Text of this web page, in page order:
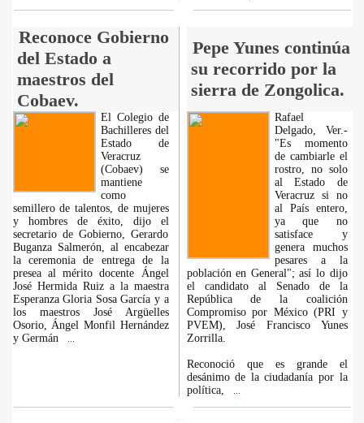
Reconoce Gobierno
del Estado a
maestros del
Cobaev.
Pepe Yunes continúa
su recorrido por la
sierra de Zongolica.
El Colegio de
Bachilleres del
Estado de
Veracruz
(Cobaev) se
mantiene
como
semillero de talentos, de mujeres
y hombres de éxito, dijo el
secretario de Gobierno, Gerardo
Buganza Salmerón, al encabezar
la ceremonia de entrega de la
presea al mérito docente Ángel
José Hermida Ruiz a la maestra
Esperanza Gloria Sosa García y a
los maestros José Argüelles
Osorio, Ángel Monfil Hernández
y Germán
Rafael
Delgado, Ver.-
"Es momento
de cambiarle el
rostro, no solo
al Estado de
Veracruz si no
al País entero,
ya que no
satisface y
genera muchos
pesares a la
población en General"; así lo dijo
el candidato al Senado de la
República de la coalición
Compromiso por México (PRI y
PVEM), José Francisco Yunes
Zorrilla.
Reconoció que es grande el
desánimo de la ciudadanía por la
política,